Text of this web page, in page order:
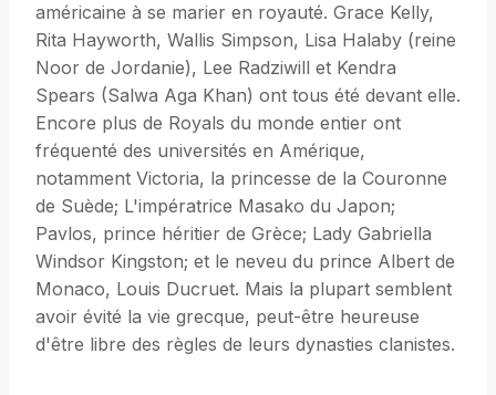
américaine à se marier en royauté. Grace Kelly,
Rita Hayworth, Wallis Simpson, Lisa Halaby (reine
Noor de Jordanie), Lee Radziwill et Kendra
Spears (Salwa Aga Khan) ont tous été devant elle.
Encore plus de Royals du monde entier ont
fréquenté des universités en Amérique,
notamment Victoria, la princesse de la Couronne
de Suède; L'impératrice Masako du Japon;
Pavlos, prince héritier de Grèce; Lady Gabriella
Windsor Kingston; et le neveu du prince Albert de
Monaco, Louis Ducruet. Mais la plupart semblent
avoir évité la vie grecque, peut-être heureuse
d'être libre des règles de leurs dynasties clanistes.